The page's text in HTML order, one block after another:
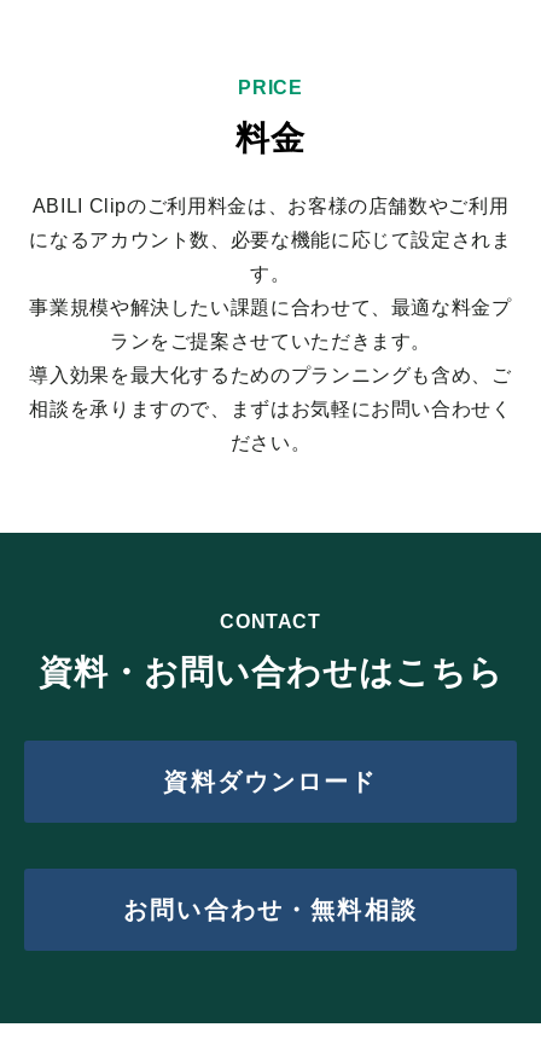
PRICE
料金
ABILI Clipのご利用料金は、お客様の店舗数やご利用
になるアカウント数、必要な機能に応じて設定されま
す。
事業規模や解決したい課題に合わせて、最適な料金プ
ランをご提案させていただきます。
導入効果を最大化するためのプランニングも含め、ご
相談を承りますので、まずはお気軽にお問い合わせく
ださい。
CONTACT
資料・お問い合わせはこちら
資料ダウンロード
お問い合わせ・無料相談